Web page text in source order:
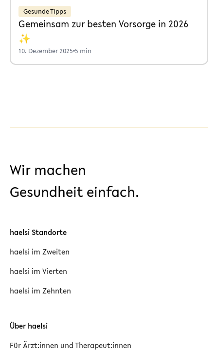
Gesunde Tipps
Gemeinsam zur besten Vorsorge in 2026
✨
10. Dezember 2025•5 min
Wir machen
Gesundheit einfach.
haelsi Standorte
haelsi im Zweiten
haelsi im Vierten
haelsi im Zehnten
Über haelsi
Für Ärzt:innen und Therapeut:innen